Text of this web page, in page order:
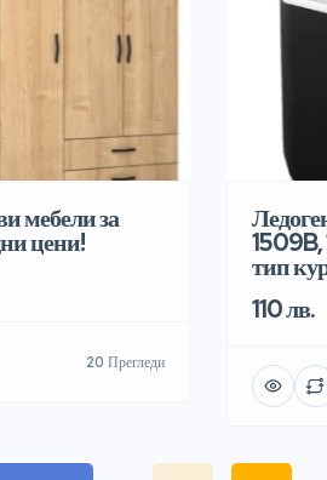
мебели за
цени!
20 Прегледи
1509B,
тип
110 лв.